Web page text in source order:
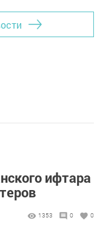
ифтара
1353 0 0